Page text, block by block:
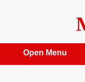
Open Menu